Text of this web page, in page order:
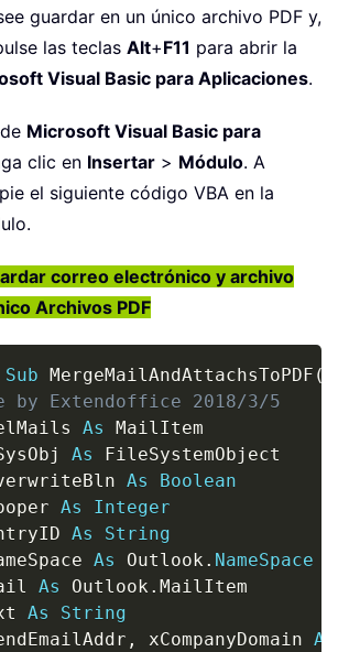
guardar en un único archivo PDF y,
las teclas Alt+F11 para abrir la
Visual Basic para Aplicaciones.
Microsoft Visual Basic para
clic en Insertar > Módulo. A
el siguiente código VBA en la
correo electrónico y archivo
Archivos PDF
Sub MergeMailAndAttachsToPDF (
by Extendoffice 2018/3/5
As
As
As
Boolean
As
Integer
As
String
As Outlook . NameSpace
As Outlook .
As
String
, xCompanyDomain As
Copy